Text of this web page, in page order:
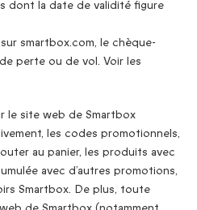
dont la date de validité figure
smartbox.com, le chèque-
perte ou de vol. Voir les
le site web de Smartbox
les codes promotionnels,
au panier, les produits avec
avec d’autres promotions,
Smartbox. De plus, toute